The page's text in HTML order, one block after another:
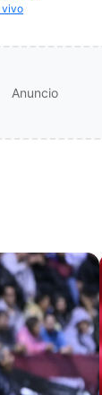
vivo
Anuncio